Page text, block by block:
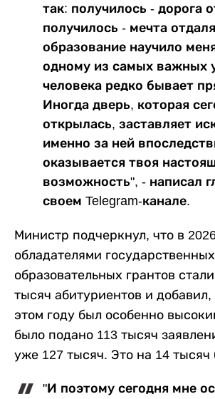
так: получилось - дорога
получилось - мечта
образование научило
одному из самых важных
человека редко бывает
Иногда дверь, которая
открылась, заставляет
именно за ней
оказывается твоя
возможность", - написал
своем Telegram-канале.
Министр подчеркнул, что в
обладателями государственных
образовательных грантов
тысяч абитуриентов и добавил,
этом году был особенно
было подано 113 тысяч
уже 127 тысяч. Это на 14 тысяч
"И поэтому сегодня мне